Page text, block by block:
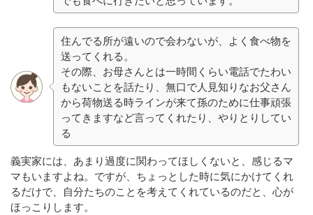
住んでる所が遠いので会わないが、よく食べ物を
送ってくれる。
その際、お母さんとは一時間くらい電話でたわい
もないことを話たり、無口で人見知りなお父さん
から荷物送る時ラインが来て孫のために仕事頑張
ってきますなど言ってくれたり、やりとりしてい
る
義実家には、あまり過度に関わってほしくないと、感じるマ
マもいますよね。ですが、ちょっとした時に気にかけてくれ
るだけで、自分たちのことを考えてくれているのだと、心が
ほっこりします。